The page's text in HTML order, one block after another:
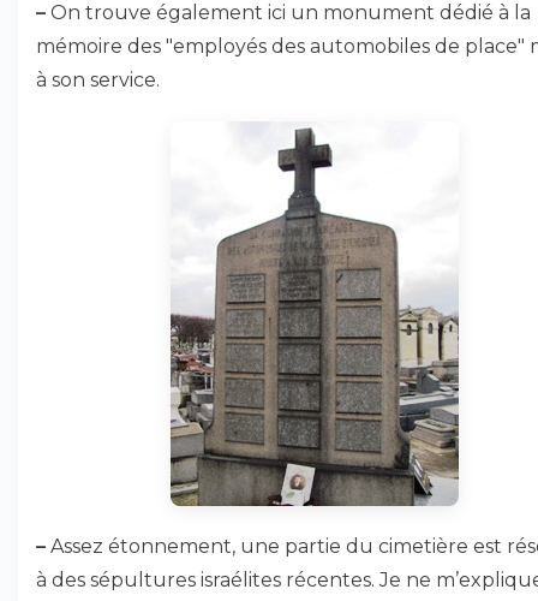
– On trouve également ici un monument dédié à la
mémoire des "employés des automobiles de place"
à son service.
– Assez étonnement, une partie du cimetière est
à des sépultures israélites récentes. Je ne